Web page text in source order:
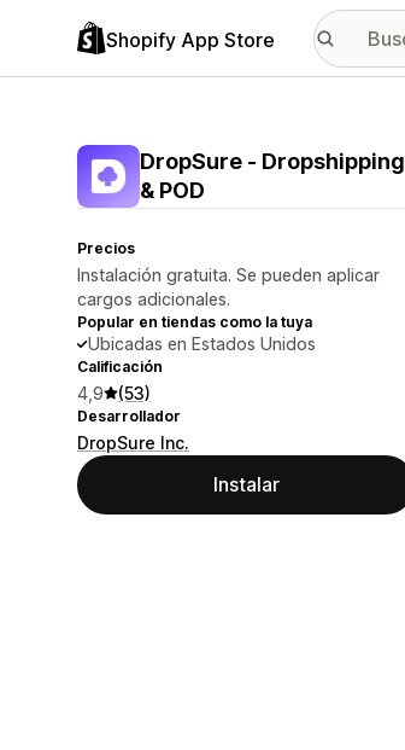
Shopify App Store
DropSure ‑ Dropshipping
& POD
Precios
Instalación gratuita. Se pueden aplicar
cargos adicionales.
Popular en tiendas como la tuya
Ubicadas en Estados Unidos
Calificación
4,9 (53)
Desarrollador
DropSure Inc.
Instalar